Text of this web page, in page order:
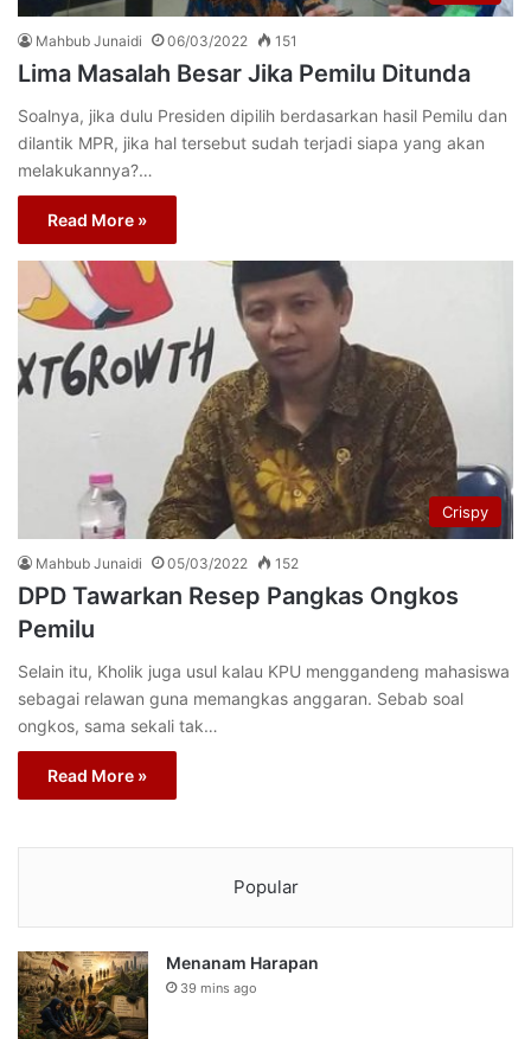
Mahbub Junaidi 06/03/2022 151
Lima Masalah Besar Jika Pemilu Ditunda
Soalnya, jika dulu Presiden dipilih berdasarkan hasil Pemilu dan
dilantik MPR, jika hal tersebut sudah terjadi siapa yang akan
melakukannya?…
Read More »
Crispy
Mahbub Junaidi 05/03/2022 152
DPD Tawarkan Resep Pangkas Ongkos
Pemilu
Selain itu, Kholik juga usul kalau KPU menggandeng mahasiswa
sebagai relawan guna memangkas anggaran. Sebab soal
ongkos, sama sekali tak…
Read More »
Popular
Menanam Harapan
39 mins ago